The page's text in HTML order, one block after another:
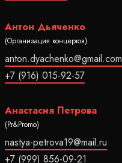
Антон Дьяченко
(Организация концертов)
anton.dyachenko@gmail.com
+7 (916) 015-92-57
Анастасия Петрова
(Pr&Promo)
nastya-petrova19@mail.ru
+7 (999) 856-09-21